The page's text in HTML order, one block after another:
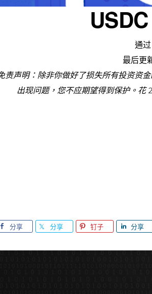
通过
最后更
责声明：除非你做好了损失所有投资资
出现问题，您不应期望得到保护。花
分享 分享 钉子 分享